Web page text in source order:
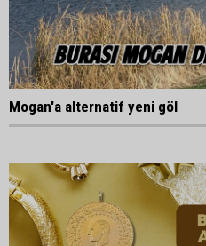
Mogan'a alternatif yeni göl